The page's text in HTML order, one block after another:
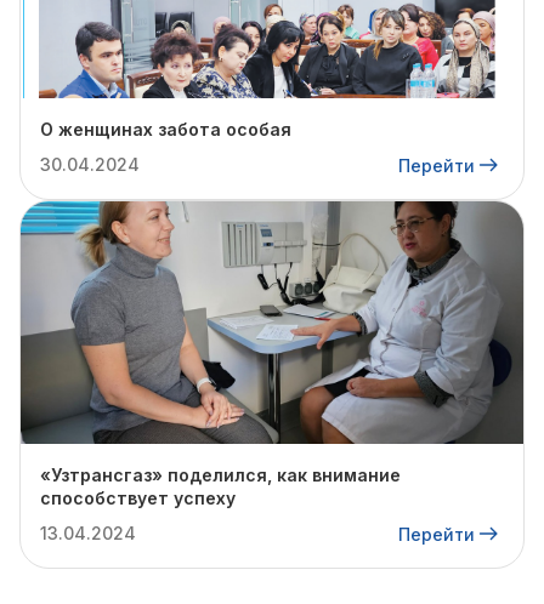
О женщинах забота особая
30.04.2024
Перейти
«Узтрансгаз» поделился, как внимание
способствует успеху
13.04.2024
Перейти